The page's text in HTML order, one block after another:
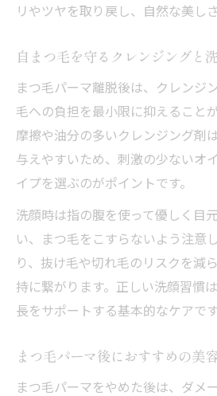
リやツヤを取り戻し、自然な美し
自まつ毛を守るクレンジングと
まつ毛パーマ離脱後は、クレンジ
毛への負担を最小限に抑えること
摩擦や油分の多いクレンジング剤
与えやすいため、刺激の少ないオ
イプを選ぶのがポイントです。
洗顔時は指の腹を使って優しく目
い、まつ毛をこすらないよう注意
り、抜け毛や切れ毛のリスクを減
持に繋がります。正しい洗顔習慣
長をサポートする基本的なケアです
まつ毛パーマ後におすすめの美
まつ毛パーマをやめた後は、ダメ